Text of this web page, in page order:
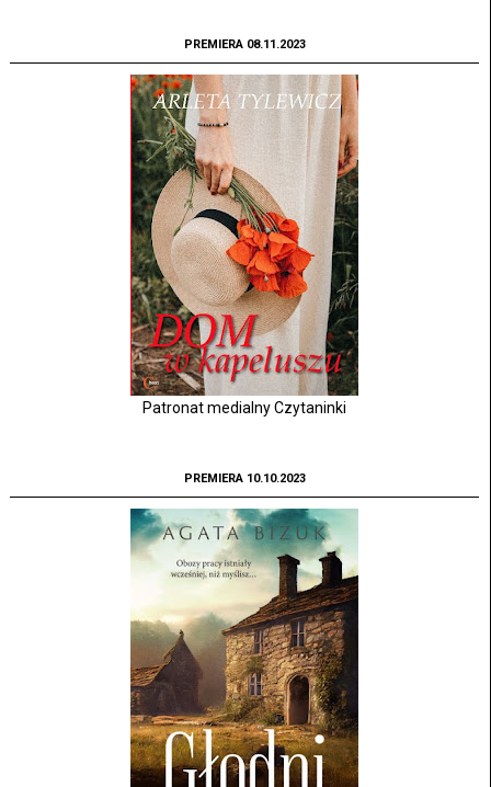
PREMIERA 08.11.2023
Patronat medialny Czytaninki
PREMIERA 10.10.2023